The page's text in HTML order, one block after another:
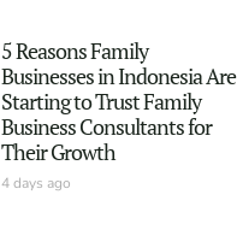
5 Reasons Family
Businesses in Indonesia Are
Starting to Trust Family
Business Consultants for
Their Growth
4 days ago